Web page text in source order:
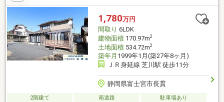
1,780万円
間取り 6LDK
建物面積170.97m2
土地面積534.72m2
築年月 1999年1月(築27年8ヶ月)
ＪＲ身延線 芝川駅 徒歩11分
静岡県富士宮市長貫
2階建て 南道路
駐車場あり